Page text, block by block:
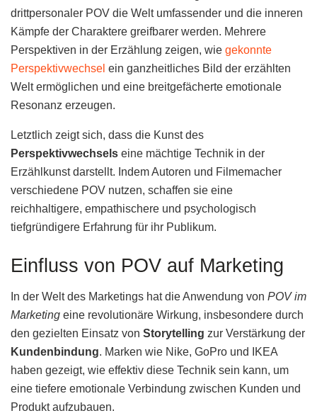
drittpersonaler POV die Welt umfassender und die inneren
Kämpfe der Charaktere greifbarer werden. Mehrere
Perspektiven in der Erzählung zeigen, wie gekonnte
Perspektivwechsel ein ganzheitliches Bild der erzählten
Welt ermöglichen und eine breitgefächerte emotionale
Resonanz erzeugen.
Letztlich zeigt sich, dass die Kunst des
Perspektivwechsels eine mächtige Technik in der
Erzählkunst darstellt. Indem Autoren und Filmemacher
verschiedene POV nutzen, schaffen sie eine
reichhaltigere, empathischere und psychologisch
tiefgründigere Erfahrung für ihr Publikum.
Einfluss von POV auf Marketing
In der Welt des Marketings hat die Anwendung von POV im
Marketing eine revolutionäre Wirkung, insbesondere durch
den gezielten Einsatz von Storytelling zur Verstärkung der
Kundenbindung. Marken wie Nike, GoPro und IKEA
haben gezeigt, wie effektiv diese Technik sein kann, um
eine tiefere emotionale Verbindung zwischen Kunden und
Produkt aufzubauen.